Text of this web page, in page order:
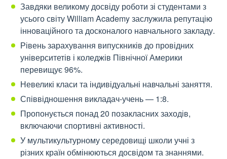
Завдяки великому досвіду роботи зі студентами з
усього світу William Academy заслужила репутацію
інноваційного та досконалого навчального закладу.
Рівень зарахування випускників до провідних
університетів і коледжів Північної Америки
перевищує 96%.
Невеликі класи та індивідуальні навчальні заняття.
Співвідношення викладач-учень — 1:8.
Пропонується понад 20 позакласних заходів,
включаючи спортивні активності.
У мультикультурному середовищі школи учні з
різних країн обмінюються досвідом та знаннями.